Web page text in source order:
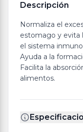
Descripción
Normaliza el
estomago y evita
el sistema
Ayuda a la
Facilita la
alimentos.